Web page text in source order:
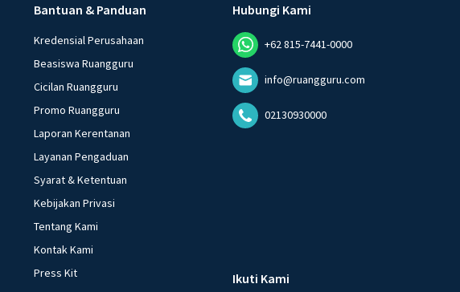
Bantuan & Panduan
Kredensial Perusahaan
Beasiswa Ruangguru
Cicilan Ruangguru
Promo Ruangguru
Laporan Kerentanan
Layanan Pengaduan
Syarat & Ketentuan
Kebijakan Privasi
Tentang Kami
Kontak Kami
Press Kit
Hubungi Kami
+62 815-7441-0000
info@ruangguru.com
02130930000
Ikuti Kami